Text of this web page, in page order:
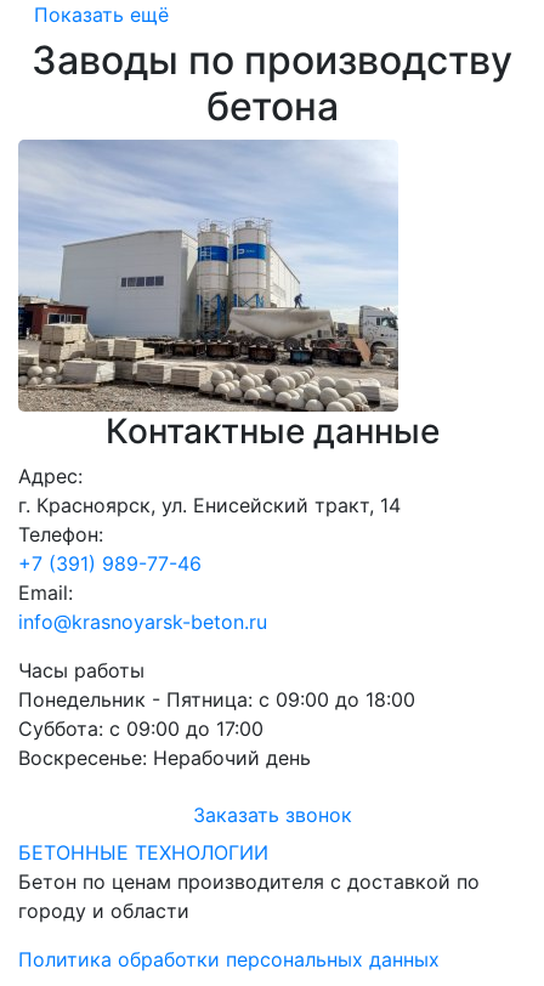
Показать ещё
Заводы по производству
бетона
Контактные данные
Адрес:
г. Красноярск, ул. Енисейский тракт, 14
Телефон:
+7 (391) 989-77-46
Email:
info@krasnoyarsk-beton.ru
Часы работы
Понедельник - Пятница: с 09:00 до 18:00
Суббота: с 09:00 до 17:00
Воскресенье: Нерабочий день
Заказать звонок
БЕТОННЫЕ ТЕХНОЛОГИИ
Бетон по ценам производителя с доставкой по
городу и области
Политика обработки персональных данных